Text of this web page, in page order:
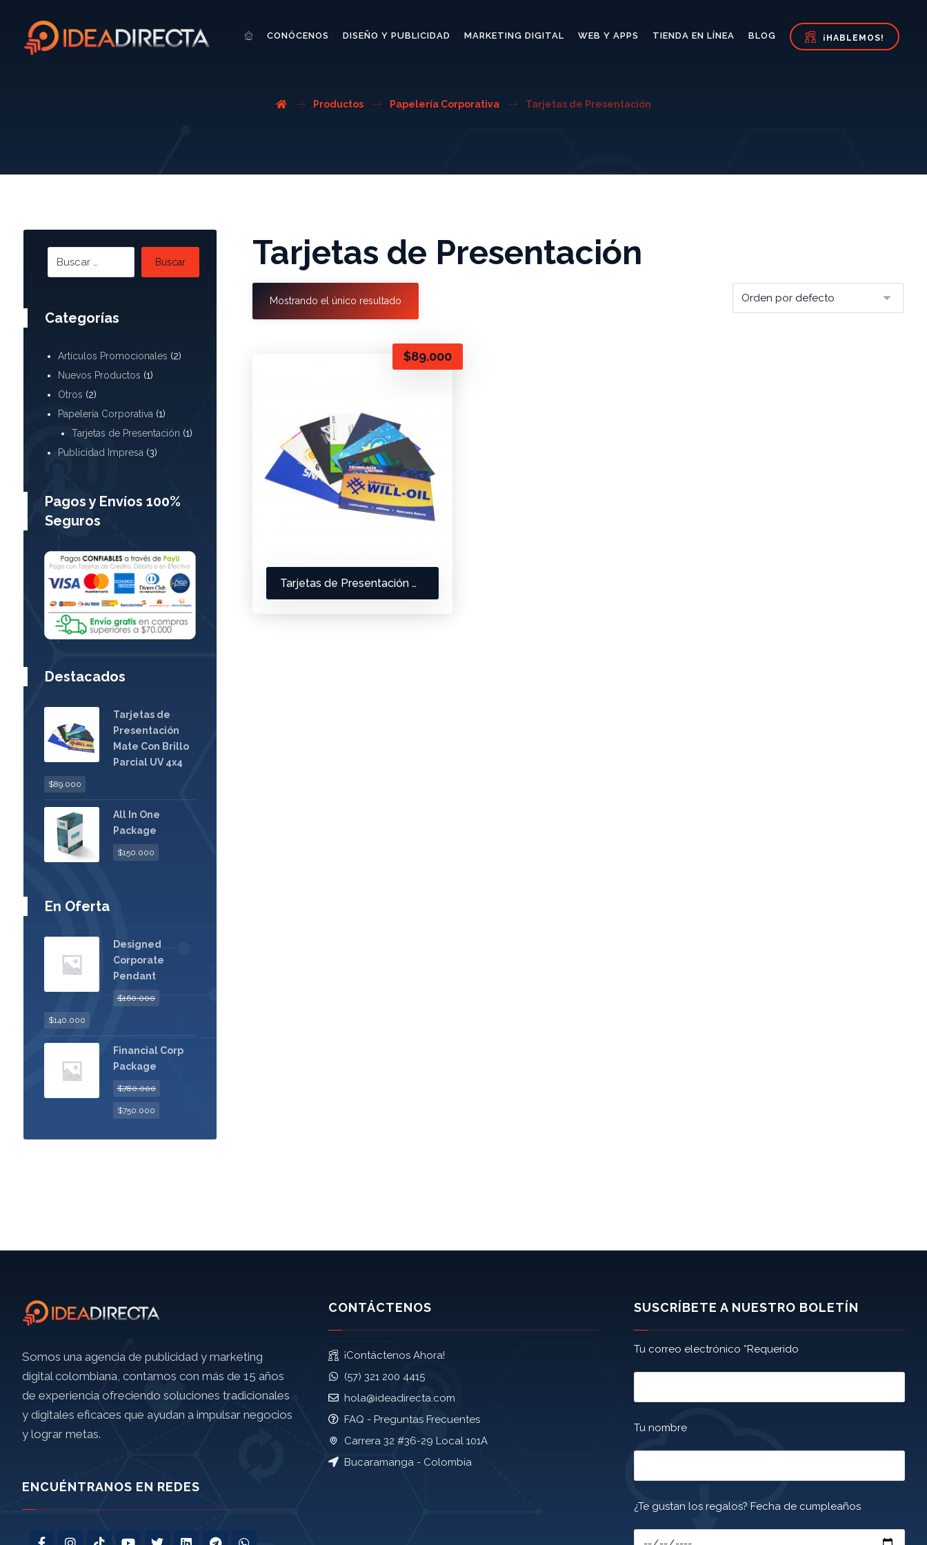
¡HABLEMOS!
CONÓCENOS DISEÑO Y PUBLICIDAD MARKETING DIGITAL WEB Y APPS TIENDA EN LÍNEA BLOG
Productos Papelería Corporativa Tarjetas de Presentación
Tarjetas de Presentación
Mostrando el único resultado
Tarjetas de Presentación Mate Con Brillo Parcial UV 4×4
$89.000
Buscar
Categorías
Artículos Promocionales (2)
Nuevos Productos (1)
Otros (2)
Papelería Corporativa (1)
Tarjetas de Presentación (1)
Publicidad Impresa (3)
Pagos y Envíos 100%
Seguros
Destacados
Tarjetas de
Presentación
Mate Con Brillo
Parcial UV 4x4
$89.000
All In One
Package
$150.000
En Oferta
Designed
Corporate
Pendant
$160.000
$140.000
Financial Corp
Package
$780.000
$750.000
Somos una agencia de publicidad y marketing
digital colombiana, contamos con más de 15 años
de experiencia ofreciendo soluciones tradicionales
y digitales eficaces que ayudan a impulsar negocios
y lograr metas.
ENCUÉNTRANOS EN REDES
CONTÁCTENOS
¡Contáctenos Ahora!
(57) 321 200 4415
hola@ideadirecta.com
FAQ - Preguntas Frecuentes
Carrera 32 #36-29 Local 101A
Bucaramanga - Colombia
SUSCRÍBETE A NUESTRO BOLETÍN
Tu correo electrónico *Requerido
Tu nombre
¿Te gustan los regalos? Fecha de cumpleaños